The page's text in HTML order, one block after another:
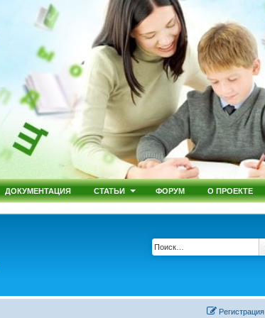
ДОКУМЕНТАЦИЯ СТАТЬИ ФОРУМ О ПРОЕКТЕ
Регистрация